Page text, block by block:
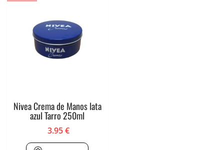
Nivea Crema de Manos lata
azul Tarro 250ml
3.95€